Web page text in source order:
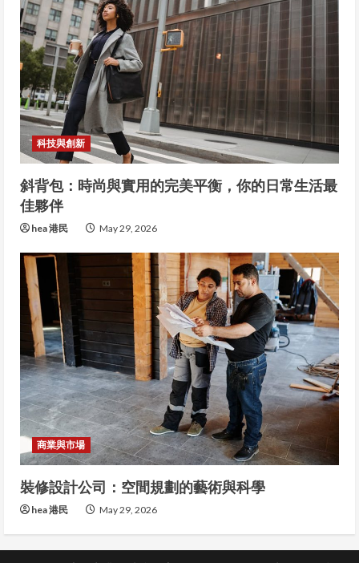
科技與創新
斜背包：時尚與實用的完美平衡，你的日常生活最
佳夥伴
hea 港民 May 29, 2026
商業與市場
裝修設計公司：空間規劃的藝術與科學
hea 港民 May 29, 2026